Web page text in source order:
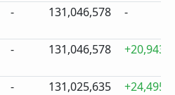
- 131,046,578 -
- 131,046,578 +20,943
- 131,025,635 +24,495